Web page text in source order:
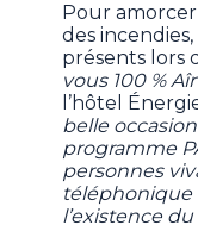
Pour
des
présents lors
vous 100 %
l’hôtel
belle
programme
personnes
téléphonique
l’existence